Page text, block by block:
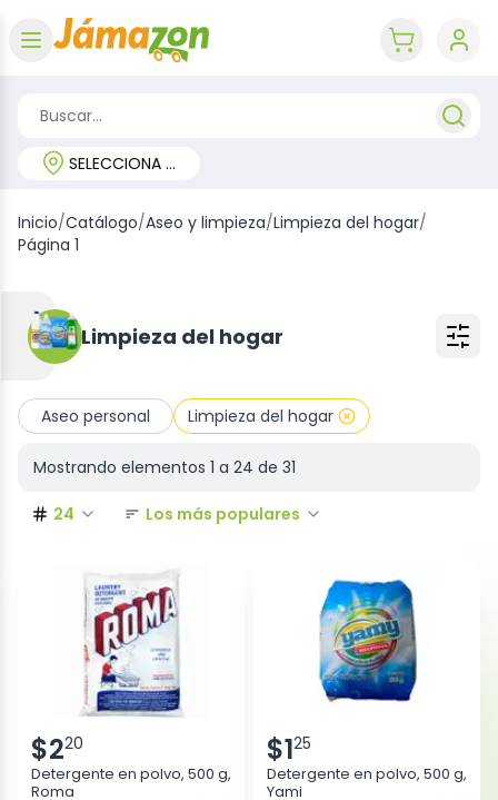
SELECCIONA TU REGIÓN
Inicio/Catálogo/Aseo y limpieza/Limpieza del hogar/
Página 1
Limpieza del hogar
Aseo personal Limpieza del hogar
Mostrando elementos 1 a 24 de 31
24 Los más populares
$220
Detergente en polvo, 500 g,
Roma
$125
Detergente en polvo, 500 g,
Yami